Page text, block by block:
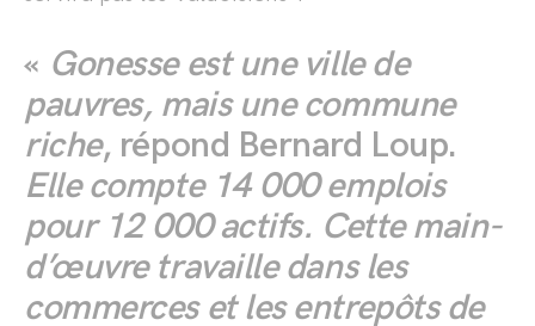
« Gonesse est une ville de
pauvres, mais une commune
riche, répond Bernard Loup.
Elle compte 14 000 emplois
pour 12 000 actifs. Cette main-
d’œuvre travaille dans les
commerces et les entrepôts de